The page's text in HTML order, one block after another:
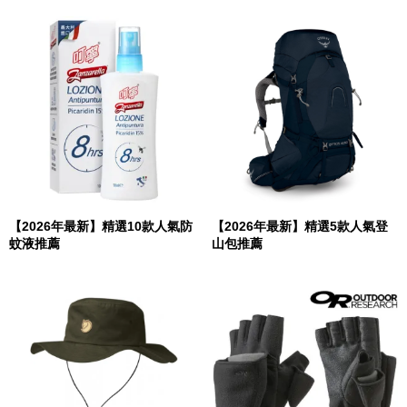
【2026年最新】精選10款人氣防
蚊液推薦
【2026年最新】精選5款人氣登
山包推薦